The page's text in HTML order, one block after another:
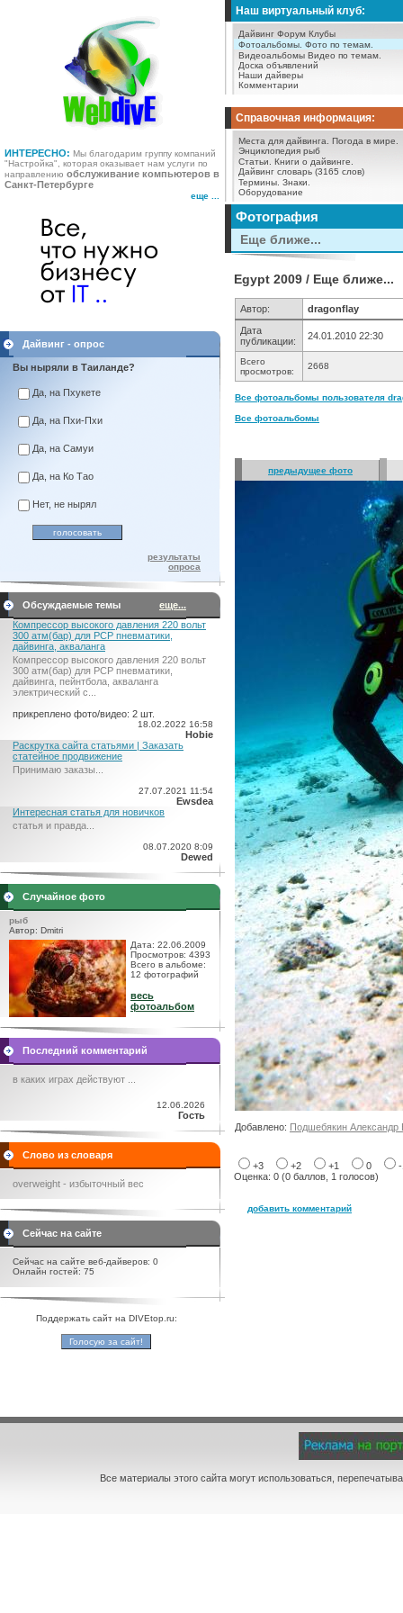
ИНТЕРЕСНО: Мы благодарим группу компаний
"Настройка", которая оказывает нам услуги по
направлению обслуживание компьютеров в
Санкт-Петербурге
еще ...
Наш виртуальный клуб:
Дайвинг Форум Клубы
Фотоальбомы. Фото по темам.
Видеоальбомы Видео по темам.
Доска объявлений
Наши дайверы
Комментарии
Справочная информация:
Места для дайвинга.
Погода в мире.
Энциклопедия рыб
Статьи.
Книги о дайвинге.
Дайвинг словарь (3165 слов)
Термины. Знаки.
Оборудование
Дайвинг - опрос
Вы ныряли в Таиланде?
Да, на Пхукете
Да, на Пхи-Пхи
Да, на Самуи
Да, на Ко Тао
Нет, не нырял
результаты
опроса
Обсуждаемые темы
еще...
Компрессор высокого давления 220 вольт
300 атм(бар) для PCP пневматики,
дайвинга, акваланга
Компрессор высокого давления 220 вольт
300 атм(бар) для PCP пневматики,
дайвинга, пейнтбола, акваланга
электрический c...
прикреплено фото/видео: 2 шт.
18.02.2022 16:58
Hobie
Раскрутка сайта статьями | Заказать
статейное продвижение
Принимаю заказы...
27.07.2021 11:54
Ewsdea
Интересная статья для новичков
статья и правда...
08.07.2020 8:09
Dewed
Случайное фото
рыб
Автор: Dmitri
Дата: 22.06.2009
Просмотров: 4393
Всего в альбоме:
12 фотографий
весь
фотоальбом
Последний комментарий
в каких играх действуют ...
12.06.2026
Гость
Слово из словаря
overweight - избыточный вес
Сейчас на сайте
Сейчас на сайте веб-дайверов: 0
Онлайн гостей: 75
Поддержать сайт на DIVEtop.ru:
Фотография
Еще ближе...
Egypt 2009 / Еще ближе...
Автор:
dragonflay
Дата
публикации:
24.01.2010 22:30
Всего
просмотров:
2668
Все фотоальбомы пользователя
Все фотоальбомы
предыдущее фото
Добавлено: Подшебякин Александр
+3 +2 +1 0
Оценка: 0 (0 баллов, 1 голосов)
добавить комментарий
Все материалы этого сайта могут использоваться,